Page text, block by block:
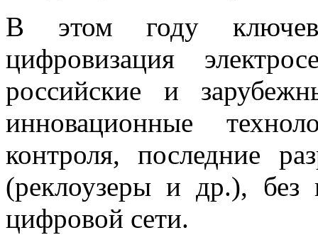
В этом году
цифровизация
российские и
инновационные
контроля, последние
(реклоузеры и др.), без
цифровой сети.